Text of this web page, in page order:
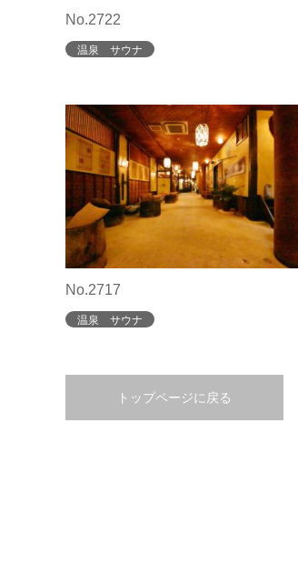
No.2722
温泉 サウナ
No.2717
温泉 サウナ
トップページに戻る